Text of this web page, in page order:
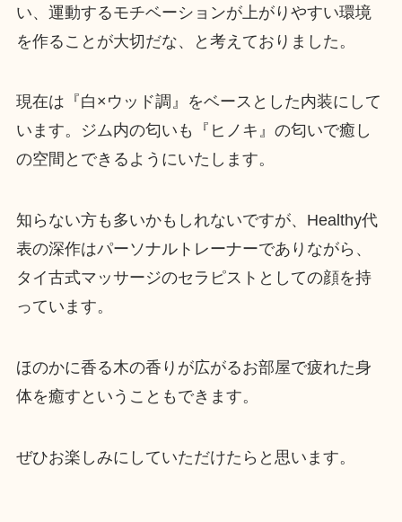
い、運動するモチベーションが上がりやすい環境
を作ることが大切だな、と考えておりました。
現在は『白×ウッド調』をベースとした内装にして
います。ジム内の匂いも『ヒノキ』の匂いで癒し
の空間とできるようにいたします。
知らない方も多いかもしれないですが、Healthy代
表の深作はパーソナルトレーナーでありながら、
タイ古式マッサージのセラピストとしての顔を持
っています。
ほのかに香る木の香りが広がるお部屋で疲れた身
体を癒すということもできます。
ぜひお楽しみにしていただけたらと思います。